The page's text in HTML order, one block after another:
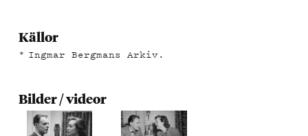
Källor
Ingmar Bergmans Arkiv.
Bilder / videor